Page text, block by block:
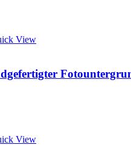
View
View